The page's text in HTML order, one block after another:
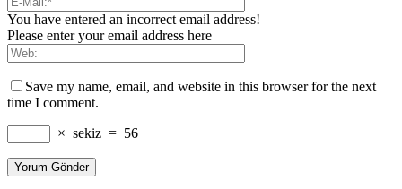
You have entered an incorrect email address!
Please enter your email address here
Save my name, email, and website in this browser for the next
time I comment.
× sekiz = 56